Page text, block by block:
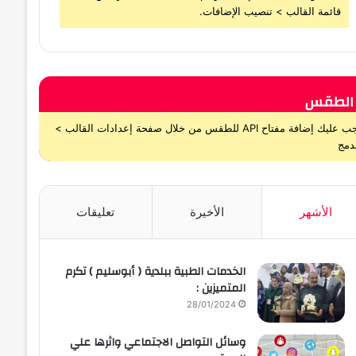
قائمة القالب > تنصيب الإضافات.
الطقس
يجب عليك إضافة مفتاح API للطقس من خلال صفحة إعدادات القالب >
الأشهر الأخيرة تعليقات
الخدمات الطبية ببلدية ( أبوسليم ) تكرم
المتميزين :
28/01/2024
وسائل التواصل الاجتماعي واثرها علي